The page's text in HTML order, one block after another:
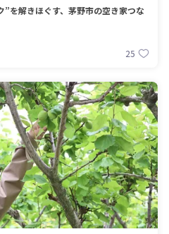
を解きほぐす、茅野市の空き家つな
25